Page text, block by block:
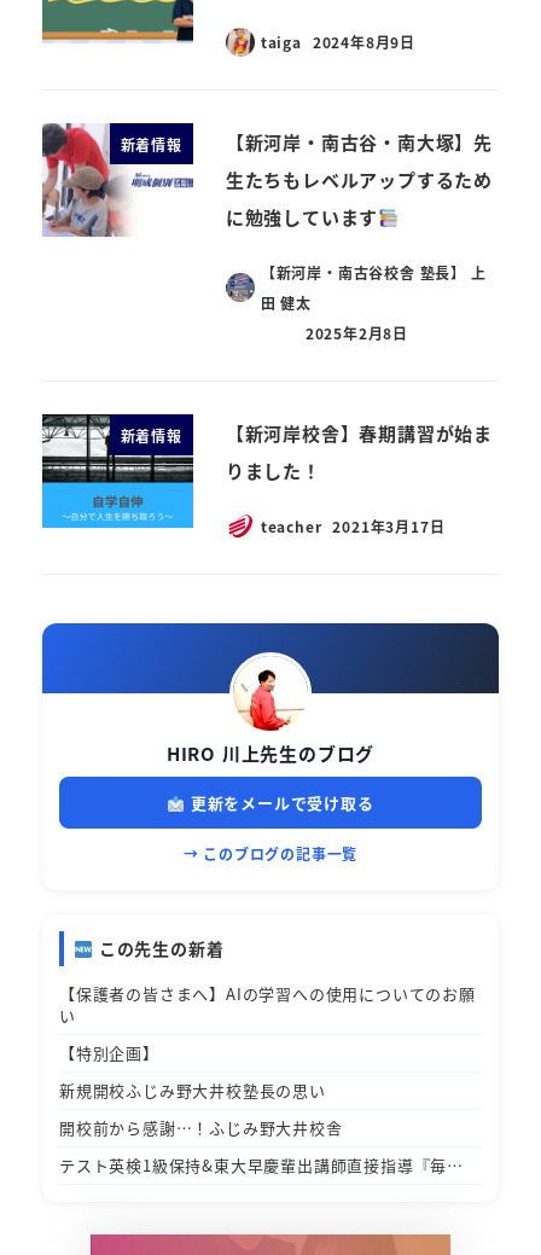
taiga 2024年8月9日
新着情報
【新河岸・南古谷・南大塚】先
生たちもレベルアップするため
に勉強しています
【新河岸・南古谷校舎 塾長】 上
田 健太
2025年2月8日
新着情報
【新河岸校舎】春期講習が始ま
りました！
teacher 2021年3月17日
HIRO 川上先生のブログ
更新をメールで受け取る
→ このブログの記事一覧
この先生の新着
【保護者の皆さまへ】AIの学習への使用についてのお願
い
【特別企画】
新規開校ふじみ野大井校塾長の思い
開校前から感謝…！ふじみ野大井校舎
テスト英検1級保持&東大早慶輩出講師直接指導『毎…